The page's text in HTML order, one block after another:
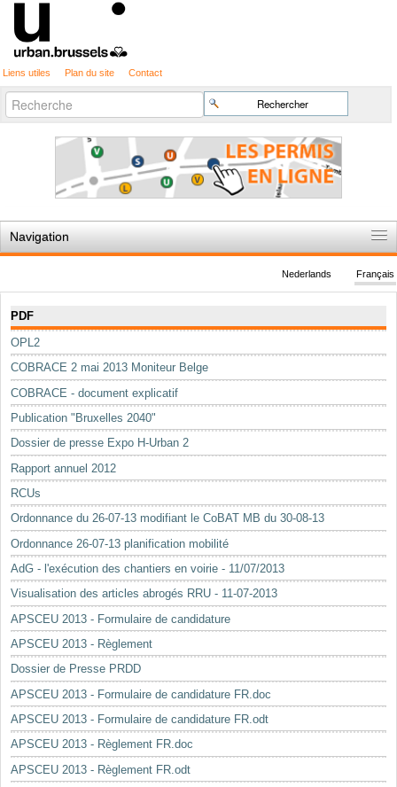
Liens utiles Plan du site Contact
Chercher par
Recherche
avancée…
Navigation
Règles du jeu
Permis d'urbanisme
Cartographie
Etudes et publications
Mots-clés
Renseignements urbanistiques
Français
Nederlands
PDF
OPL2
COBRACE 2 mai 2013 Moniteur Belge
COBRACE - document explicatif
Publication "Bruxelles 2040"
Dossier de presse Expo H-Urban 2
Rapport annuel 2012
RCUs
Ordonnance du 26-07-13 modifiant le CoBAT MB du 30-08-13
Ordonnance 26-07-13 planification mobilité
AdG - l'exécution des chantiers en voirie - 11/07/2013
Visualisation des articles abrogés RRU - 11-07-2013
APSCEU 2013 - Formulaire de candidature
APSCEU 2013 - Règlement
Dossier de Presse PRDD
APSCEU 2013 - Formulaire de candidature FR.doc
APSCEU 2013 - Formulaire de candidature FR.odt
APSCEU 2013 - Règlement FR.doc
APSCEU 2013 - Règlement FR.odt